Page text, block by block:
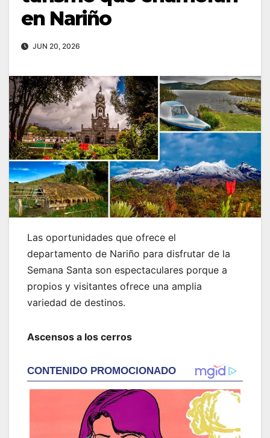
en Nariño
JUN 20, 2026
Las oportunidades que ofrece el
departamento de Nariño para disfrutar de la
Semana Santa son espectaculares porque a
propios y visitantes ofrece una amplia
variedad de destinos.
Ascensos a los cerros